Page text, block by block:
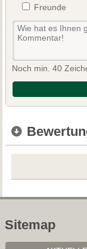
Freunde
Noch min. 40
Sitemap